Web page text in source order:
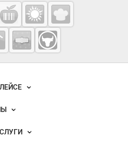
проекты
рекламы